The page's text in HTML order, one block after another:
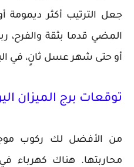
جعل الترتيب أكثر ديمومة
المضي قدما بثقة
أو حتى شهر عسل ثانٍ، في
توقعات برج الميزان
من الأفضل لك ركوب
محاربتها. هناك كهرباء